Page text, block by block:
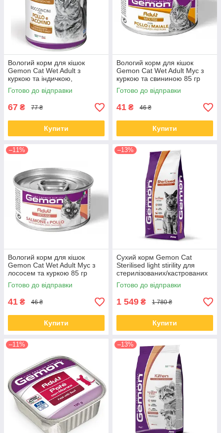
Вологий корм для кішок
Gemon Cat Wet Adult з
куркою та індичкою,
шматочки в желе 415 гр
Готово до відправки
67 ₴ 77 ₴
Купити
Вологий корм для кішок
Gemon Cat Wet Adult Мус з
куркою та свининою 85 гр
Готово до відправки
41 ₴ 46 ₴
Купити
–11%
Вологий корм для кішок
Gemon Cat Wet Adult Мус з
лососем та куркою 85 гр
Готово до відправки
41 ₴ 46 ₴
Купити
–13%
Сухий корм Gemon Cat
Sterilised light stirility для
стерилізованих/кастрованих
кішок з індичкою 7 кг
Готово до відправки
1 549 ₴ 1 780 ₴
Купити
–11% –13%